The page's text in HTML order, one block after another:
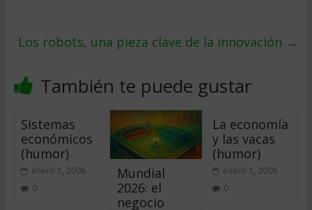
Los robots, una pieza clave de la innovación →
También te puede gustar
Sistemas
económicos
(humor)
enero 1, 2008
0
Mundial
2026: el
negocio
La economía
y las vacas
(humor)
enero 1, 2008
0